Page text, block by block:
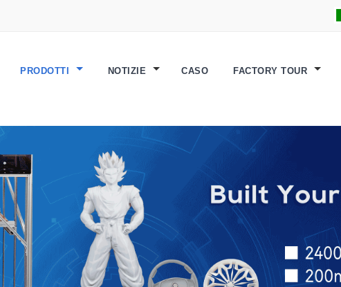
PRODOTTI NOTIZIE CASO FACTORY TOUR